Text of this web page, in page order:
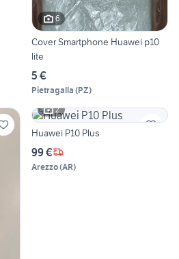
6
Cover Smartphone Huawei p10
lite
5 €
Pietragalla (PZ)
2
Huawei P10 Plus
99 €
Arezzo(AR)